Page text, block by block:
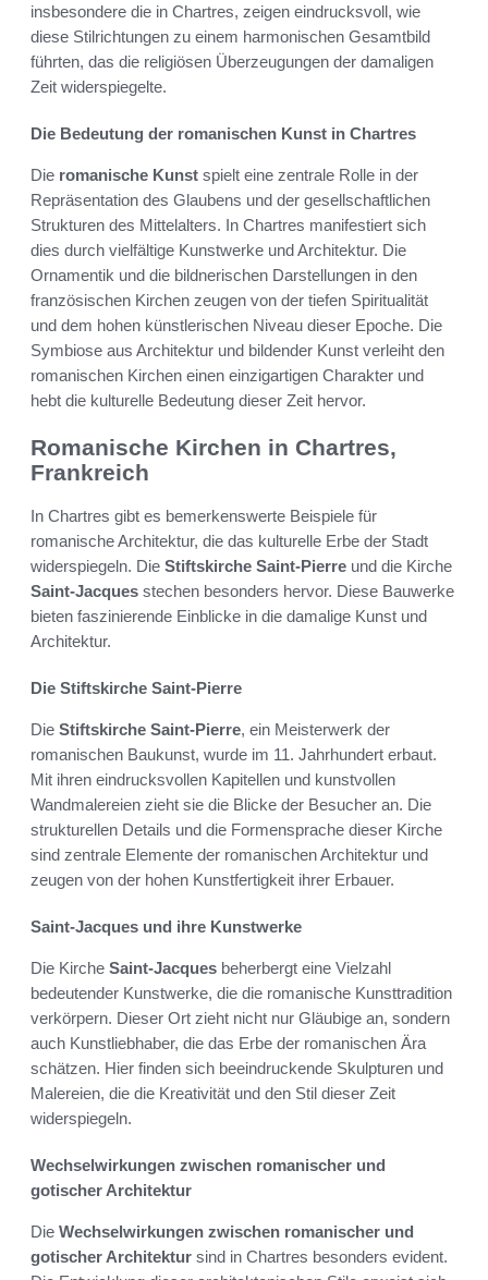
insbesondere die in Chartres, zeigen eindrucksvoll, wie
diese Stilrichtungen zu einem harmonischen Gesamtbild
führten, das die religiösen Überzeugungen der damaligen
Zeit widerspiegelte.
Die Bedeutung der romanischen Kunst in Chartres
Die romanische Kunst spielt eine zentrale Rolle in der
Repräsentation des Glaubens und der gesellschaftlichen
Strukturen des Mittelalters. In Chartres manifestiert sich
dies durch vielfältige Kunstwerke und Architektur. Die
Ornamentik und die bildnerischen Darstellungen in den
französischen Kirchen zeugen von der tiefen Spiritualität
und dem hohen künstlerischen Niveau dieser Epoche. Die
Symbiose aus Architektur und bildender Kunst verleiht den
romanischen Kirchen einen einzigartigen Charakter und
hebt die kulturelle Bedeutung dieser Zeit hervor.
Romanische Kirchen in Chartres,
Frankreich
In Chartres gibt es bemerkenswerte Beispiele für
romanische Architektur, die das kulturelle Erbe der Stadt
widerspiegeln. Die Stiftskirche Saint-Pierre und die Kirche
Saint-Jacques stechen besonders hervor. Diese Bauwerke
bieten faszinierende Einblicke in die damalige Kunst und
Architektur.
Die Stiftskirche Saint-Pierre
Die Stiftskirche Saint-Pierre, ein Meisterwerk der
romanischen Baukunst, wurde im 11. Jahrhundert erbaut.
Mit ihren eindrucksvollen Kapitellen und kunstvollen
Wandmalereien zieht sie die Blicke der Besucher an. Die
strukturellen Details und die Formensprache dieser Kirche
sind zentrale Elemente der romanischen Architektur und
zeugen von der hohen Kunstfertigkeit ihrer Erbauer.
Saint-Jacques und ihre Kunstwerke
Die Kirche Saint-Jacques beherbergt eine Vielzahl
bedeutender Kunstwerke, die die romanische Kunsttradition
verkörpern. Dieser Ort zieht nicht nur Gläubige an, sondern
auch Kunstliebhaber, die das Erbe der romanischen Ära
schätzen. Hier finden sich beeindruckende Skulpturen und
Malereien, die die Kreativität und den Stil dieser Zeit
widerspiegeln.
Wechselwirkungen zwischen romanischer und
gotischer Architektur
Die Wechselwirkungen zwischen romanischer und
gotischer Architektur sind in Chartres besonders evident.